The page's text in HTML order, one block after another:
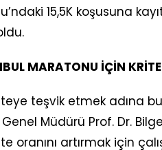
15,5K koşusuna
MARATONU İÇİN
teşvik etmek adına
Müdürü Prof. Dr.
oranını artırmak için